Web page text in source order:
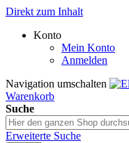
Direkt zum Inhalt
Konto
Mein Konto
Anmelden
Navigation umschalten
Warenkorb
Suche
Erweiterte Suche